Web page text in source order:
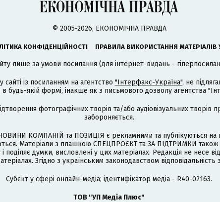
© 2005-2026, ЕКОНОМІЧНА ПРАВДА
КОНФІДЕНЦІЙНОСТІ ПРАВИЛА ВИКОРИСТАННЯ МАТЕРІАЛІВ
лише за умови посилання (для інтернет-видань -
сайті із посиланням на агентство "Інтерфакс-Україна", не
будь-якій формі, інакше як з письмового дозволу агентства
фотографічних творів та/або аудіовізуальних
забороняється.
КОМПАНІЙ та ПОЗИЦІЯ є рекламними та публікуються на
Матеріали з плашкою СПЕЦПРОЄКТ та ЗА ПІДТРИМКИ
поділяє думки, висловлені у цих матеріалах. Редакція не несе
Згідно з українським законодавством
Cубєкт у сфері онлайн-медіа; ідентифікатор медіа - R40-02163.
ТОВ "УП Медіа Плюс"